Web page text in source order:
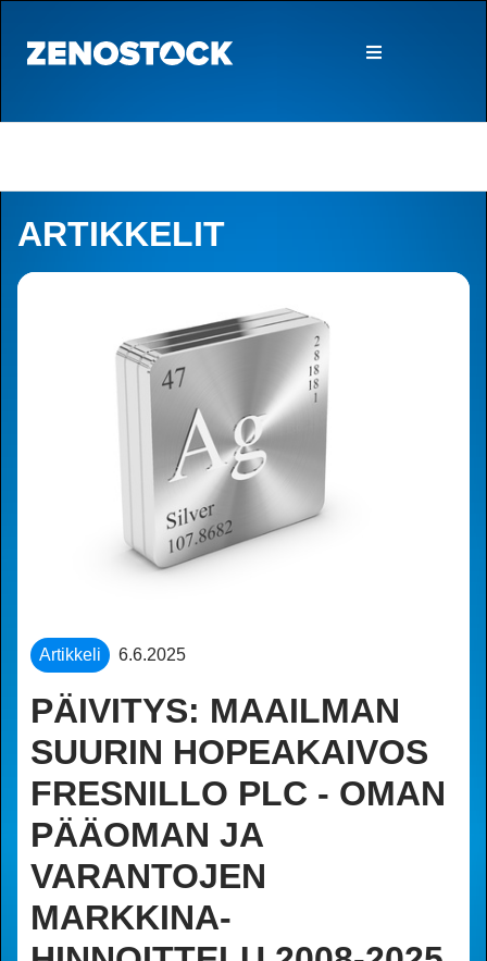
ARTIKKELIT
Artikkeli 6.6.2025
PÄIVITYS: MAAILMAN
SUURIN HOPEAKAIVOS
FRESNILLO PLC - OMAN
PÄÄOMAN JA
VARANTOJEN
MARKKINA-